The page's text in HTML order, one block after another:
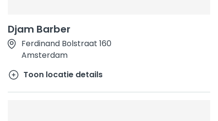
Djam Barber
Ferdinand Bolstraat 160
Amsterdam
Toon locatie details